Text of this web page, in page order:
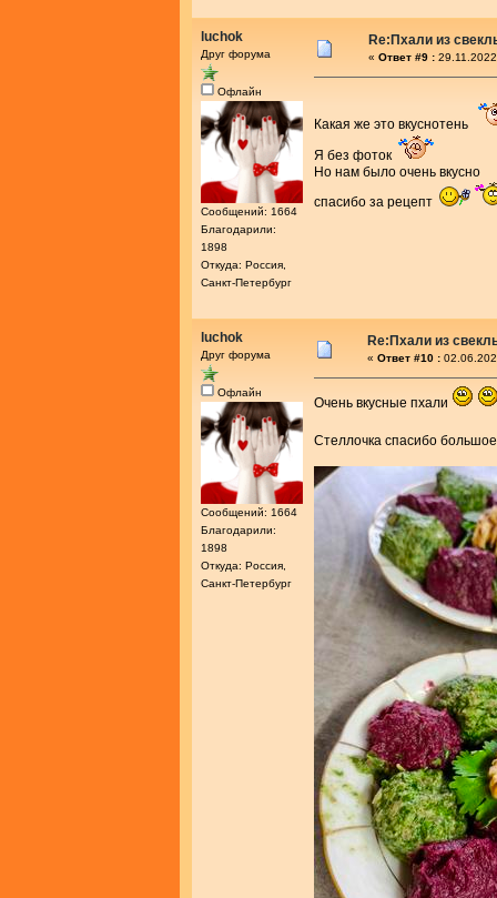
luchok
Друг форума
Офлайн
Сообщений: 1664
Благодарили:
1898
Откуда: Россия,
Санкт-Петербург
Re:Пхали из
« Ответ #9 :
Какая же это вкуснотень
Я без фоток
Но нам было очень вкусно
спасибо за рецепт
luchok
Друг форума
Офлайн
Сообщений: 1664
Благодарили:
1898
Откуда: Россия,
Санкт-Петербург
Re:Пхали из
« Ответ #10 :
Очень вкусные пхали
Стеллочка спасибо